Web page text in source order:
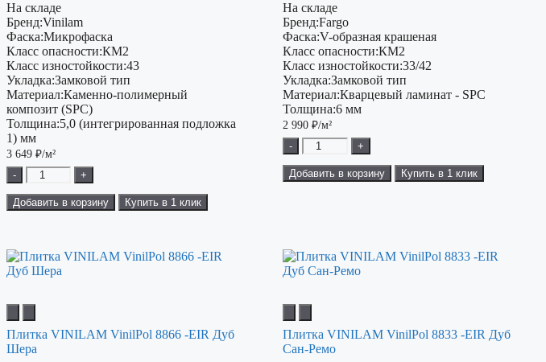
На складе
Бренд:Vinilam
Фаска:Микрофаска
Класс опасности:КМ2
Класс изностойкости:43
Укладка:Замковой тип
Материал:Каменно-полимерный
композит (SPC)
Толщина:5,0 (интегрированная подложка
1) мм
3 649 ₽/м²
-
+
Добавить в корзину Купить в 1 клик
На складе
Бренд:Fargo
Фаска:V-образная крашеная
Класс опасности:КМ2
Класс изностойкости:33/42
Укладка:Замковой тип
Материал:Кварцевый ламинат - SPC
Толщина:6 мм
2 990₽/м²
-
+
Добавить в корзину Купить в 1 клик
Плитка VINILAM VinilPol 8866 -EIR Дуб
Шера
Плитка VINILAM VinilPol 8833 -EIR Дуб
Сан-Ремо